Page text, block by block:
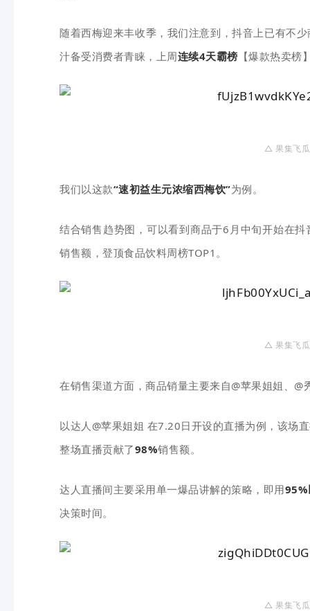
随着西梅迎来丰收季，我们注意到，抖音上已有不
汁备受消费者青睐，上周连续4天霸榜 【爆款热卖榜
△ 果集飞
我们以这款“速初益生元浓缩西梅饮”为例。
结合销售趋势图，可以看到商品于6月中旬开始在
销售额，登顶食品饮料周榜TOP1。
△ 果集飞
在销售渠道方面，商品销量主要来自@苹果姐姐、@
以达人@苹果姐姐 在7.20日开设的直播为例，该场
整场直播贡献了98%销售额。
达人直播间主要采用单一爆品讲解的策略，即用95%
决策时间。
△ 果集飞